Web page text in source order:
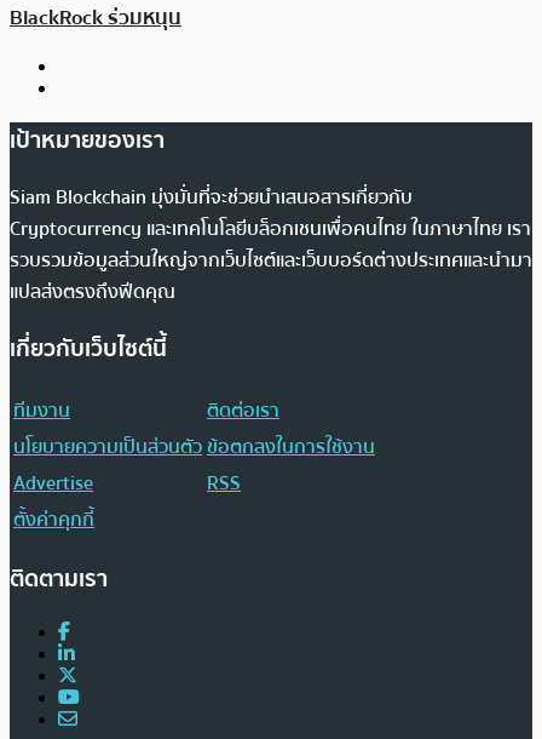
BlackRock ร่วมหนุน
เป้าหมายของเรา
Siam Blockchain มุ่งมั่นที่จะช่วยนำเสนอสารเกี่ยวกับ
Cryptocurrency และเทคโนโลยีบล็อกเชนเพื่อคนไทย ในภาษาไทย เรา
รวบรวมข้อมูลส่วนใหญ่จากเว็บไซต์และเว็บบอร์ดต่างประเทศและนำมา
แปลส่งตรงถึงฟีดคุณ
เกี่ยวกับเว็บไซต์นี้
ทีมงาน
ติดต่อเรา
นโยบายความเป็นส่วนตัวข้อตกลงในการใช้งาน
Advertise
RSS
ตั้งค่าคุกกี้
ติดตามเรา